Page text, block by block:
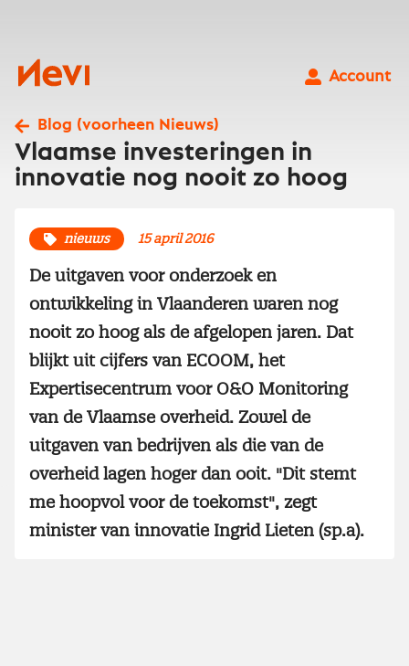
Nevi
Account
Blog (voorheen Nieuws)
Vlaamse investeringen in
innovatie nog nooit zo hoog
nieuws 15 april 2016
De uitgaven voor onderzoek en
ontwikkeling in Vlaanderen waren nog
nooit zo hoog als de afgelopen jaren. Dat
blijkt uit cijfers van ECOOM, het
Expertisecentrum voor O&O Monitoring
van de Vlaamse overheid. Zowel de
uitgaven van bedrijven als die van de
overheid lagen hoger dan ooit. "Dit stemt
me hoopvol voor de toekomst", zegt
minister van innovatie Ingrid Lieten (sp.a).